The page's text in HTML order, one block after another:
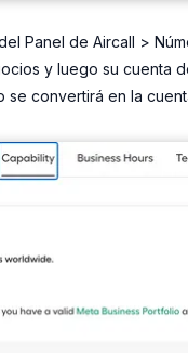
Panel de Aircall >
y luego su cuenta
se convertirá en la